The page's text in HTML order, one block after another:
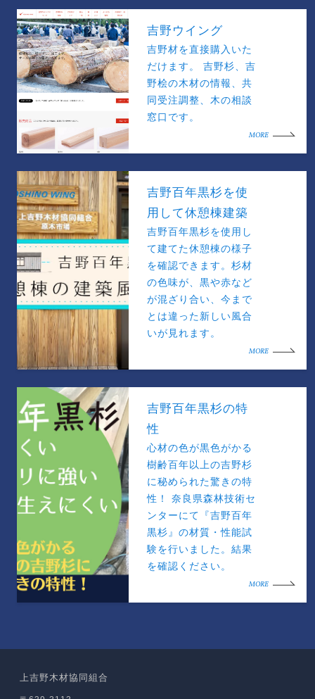
吉野ウイング
吉野材を直接購入いた
だけます。 吉野杉、吉
野桧の木材の情報、共
同受注調整、木の相談
窓口です。
MORE
吉野百年黒杉を使
用して休憩棟建築
吉野百年黒杉を使用し
て建てた休憩棟の様子
を確認できます。杉材
の色味が、黒や赤など
が混ざり合い、今まで
とは違った新しい風合
いが見れます。
MORE
吉野百年黒杉の特
性
心材の色が黒色がかる
樹齢百年以上の吉野杉
に秘められた驚きの特
性！ 奈良県森林技術セ
ンターにて『吉野百年
黒杉』の材質・性能試
験を行いました。結果
を確認ください。
MORE
上吉野木材協同組合